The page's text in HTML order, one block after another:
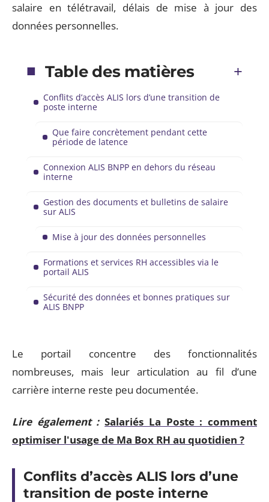
salaire en télétravail, délais de mise à jour des
données personnelles.
Table des matières
Conflits d’accès ALIS lors d’une transition de
poste interne
Que faire concrètement pendant cette
période de latence
Connexion ALIS BNPP en dehors du réseau
interne
Gestion des documents et bulletins de salaire
sur ALIS
Mise à jour des données personnelles
Formations et services RH accessibles via le
portail ALIS
Sécurité des données et bonnes pratiques sur
ALIS BNPP
Le portail concentre des fonctionnalités
nombreuses, mais leur articulation au fil d’une
carrière interne reste peu documentée.
Lire également : Salariés La Poste : comment
optimiser l'usage de Ma Box RH au quotidien ?
Conflits d’accès ALIS lors d’une
transition de poste interne